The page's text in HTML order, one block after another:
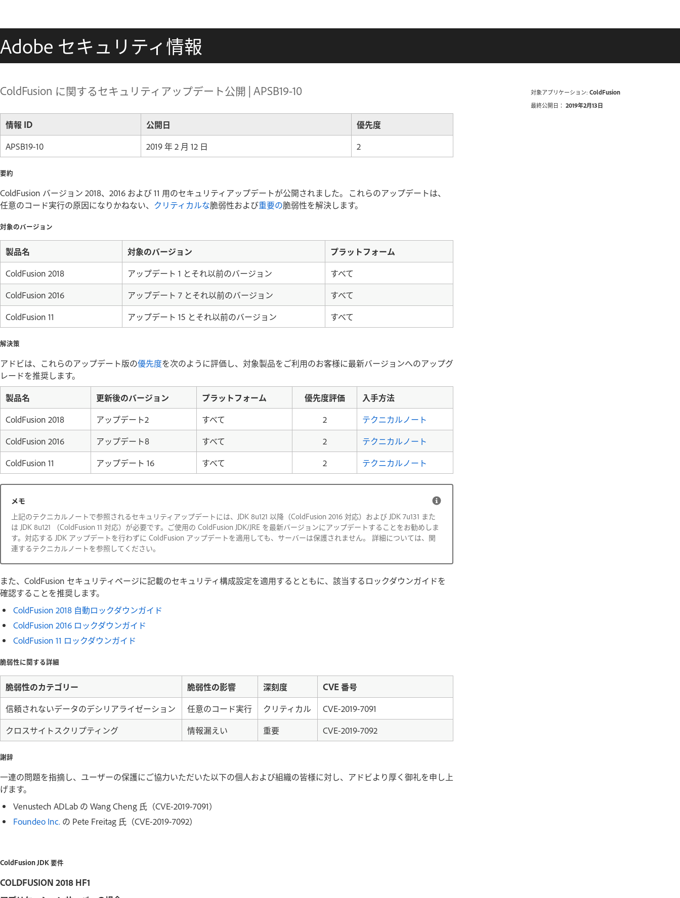
Adobe セキュリティ情報
対象アプリケーション: ColdFusion
最終公開日： 2019年2月13日
ColdFusion に関するセキュリティアップデート公開 | APSB19-10
情報 ID 公開日
優先度
APSB19-10
2019 年 2 月 12 日 2
要約
ColdFusion バージョン 2018、2016 および 11 用のセキュリティアップデートが公開されました。 これらのアップデートは、
任意のコード実行の原因になりかねない、 クリティカルな脆弱性および重要の脆弱性を解決します。
対象のバージョン
製品名 対象のバージョン
プラットフォーム
ColdFusion 2018
アップデート 1 とそれ以前のバージョン
すべて
ColdFusion 2016
アップデート 7 とそれ以前のバージョン
すべて
ColdFusion 11
アップデート 15 とそれ以前のバージョン すべて
解決策
アドビは、これらのアップデート版の優先度を次のように評価し、対象製品をご利用のお客様に最新バージョンへのアップグ
レードを推奨します。
製品名
更新後のバージョン プラットフォーム 優先度評価
入手方法
ColdFusion 2018
アップデート2 すべて 2
テクニカルノート
ColdFusion 2016
アップデート8 すべて 2
テクニカルノート
ColdFusion 11
アップデート 16 すべて 2 テクニカルノート
メモ
上記のテクニカルノートで参照されるセキュリティアップデートには、JDK 8u121 以降（ColdFusion 2016 対応）および JDK 7u131 また
は JDK 8u121 （ColdFusion 11 対応）が必要です。ご使用の ColdFusion JDK/JRE を最新バージョンにアップデートすることをお勧めしま
す。対応する JDK アップデートを行わずに ColdFusion アップデートを適用しても、サーバーは保護されません。 詳細については、関
連するテクニカルノートを参照してください。
また、ColdFusion セキュリティページに記載のセキュリティ構成設定を適用するとともに、該当するロックダウンガイドを
確認することを推奨します。
ColdFusion 2018 自動ロックダウンガイド
ColdFusion 2016 ロックダウンガイド
ColdFusion 11 ロックダウンガイド
脆弱性に関する詳細
脆弱性のカテゴリー 脆弱性の影響 深刻度
CVE 番号
信頼されないデータのデシリアライゼーション
任意のコード実行 クリティカル
CVE-2019-7091
クロスサイトスクリプティング
情報漏えい 重要 CVE-2019-7092
謝辞
一連の問題を指摘し、ユーザーの保護にご協力いただいた以下の個人および組織の皆様に対し、アドビより厚く御礼を申し上
げます。
Venustech ADLab の Wang Cheng 氏（CVE-2019-7091）
Foundeo Inc. の Pete Freitag 氏（CVE-2019-7092）
ColdFusion JDK 要件
COLDFUSION 2018 HF1